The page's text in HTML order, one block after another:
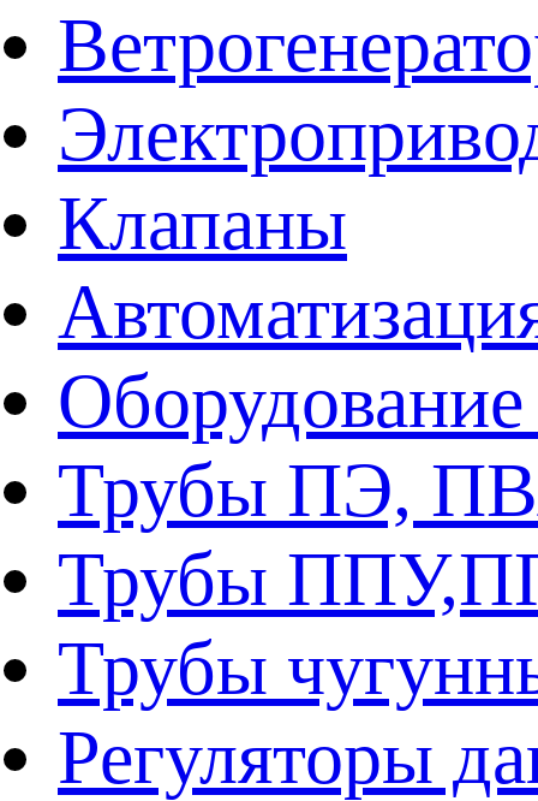
Клапаны
Трубы ПЭ,
Трубы
Трубы
Регуляторы